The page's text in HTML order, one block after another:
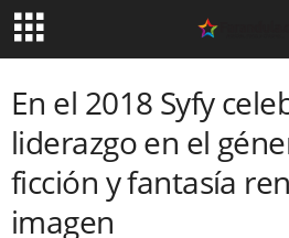
En el 2018 Syfy
liderazgo en el
ficción y fantasía
imagen